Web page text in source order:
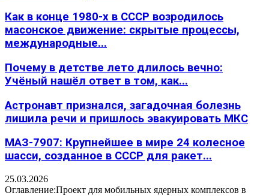
Как в конце 1980-х в СССР возродилось
масонское движение: скрытые процессы,
международные...
Почему в детстве лето длилось вечно:
Учёный нашёл ответ в том, как...
Астронавт признался, загадочная болезнь
лишила речи и пришлось эвакуировать МКС
МАЗ-7907: Крупнейшее в мире 24 колесное
шасси, созданное в СССР для ракет...
25.03.2026
Оглавление:Проект для мобильных ядерных комплексов в